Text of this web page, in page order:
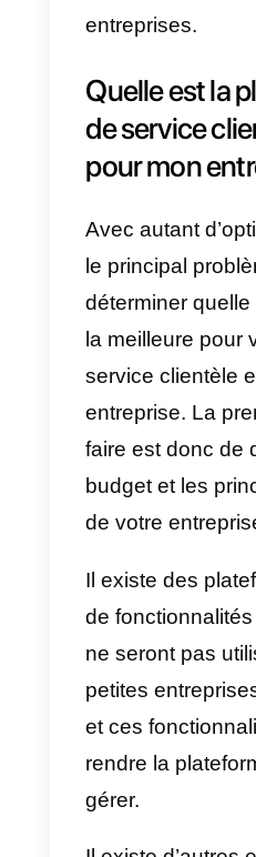
également
lequel les
automatiser
du suivi et la
éventuelle
a) Chatbot
b)
courriel
c) Analyse
d) Modèle